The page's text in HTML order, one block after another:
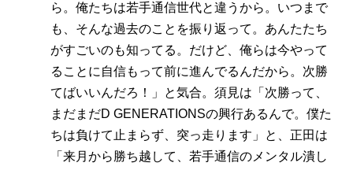
ら。俺たちは若手通信世代と違うから。いつまで
も、そんな過去のことを振り返って。あんたたち
がすごいのも知ってる。だけど、俺らは今やって
ることに自信もって前に進んでるんだから。次勝
てばいいんだろ！」と気合。須見は「次勝って、
まだまだD GENERATIONSの興行あるんで。僕た
ちは負けて止まらず、突っ走ります」と、正田は
「来月から勝ち越して、若手通信のメンタル潰し